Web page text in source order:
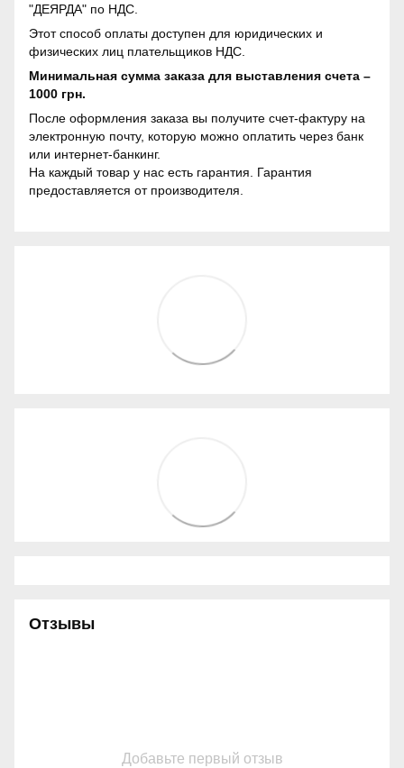
"ДЕЯРДА" по НДС.
Этот способ оплаты доступен для юридических и
физических лиц плательщиков НДС.
Минимальная сумма заказа для выставления счета –
1000 грн.
После оформления заказа вы получите счет-фактуру на
электронную почту, которую можно оплатить через банк
или интернет-банкинг.
На каждый товар у нас есть гарантия. Гарантия
предоставляется от производителя.
Отзывы
Добавьте первый отзыв